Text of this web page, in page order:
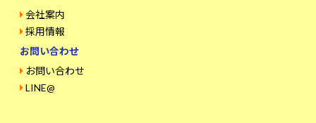
会社案内
採用情報
お問い合わせ
お問い合わせ
LINE@